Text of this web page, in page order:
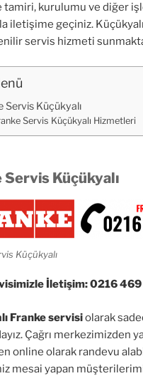
tamiri, kurulumu ve diğer
iletişime geçiniz.
servis hizmeti
Servis Küçükyalı
Servis Küçükyalı Hizmetleri
Servis Küçükyalı
Küçükyalı
İletişim: 0216
Franke servisiolarak
Çağrı merkezimizden
online olarak randevu
mesai yapan